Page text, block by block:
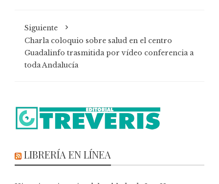
Siguiente
Charla coloquio sobre salud en el centro
Guadalinfo trasmitida por vídeo conferencia a
toda Andalucía
LIBRERÍA EN LÍNEA